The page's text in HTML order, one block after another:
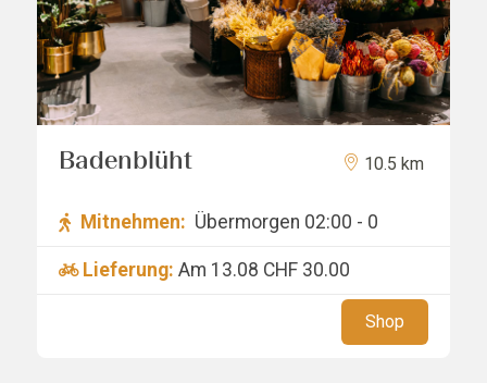
Badenblüht 10.5 km
Mitnehmen: Übermorgen 02:00 - 0
Lieferung: Am 13.08 CHF 30.00
Shop